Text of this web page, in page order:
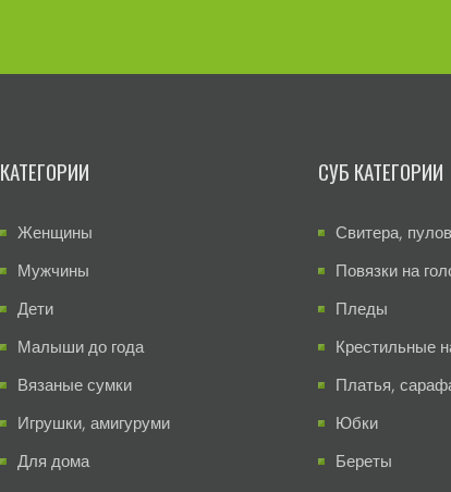
КАТЕГОРИИ
Женщины
Мужчины
Дети
Малыши до года
Вязаные сумки
Игрушки, амигуруми
Для дома
СУБ КАТЕГОРИИ
Свитера,
Повязки на
Пледы
Крестильные
Платья,
Юбки
Береты